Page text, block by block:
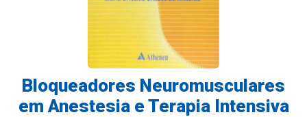
Bloqueadores Neuromusculares
em Anestesia e Terapia Intensiva